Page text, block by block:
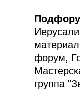
форум,
группа